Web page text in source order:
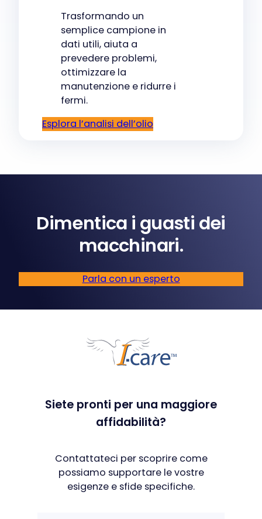
Trasformando un
semplice campione in
dati utili, aiuta a
prevedere problemi,
ottimizzare la
manutenzione e ridurre i
fermi.
Esplora l’analisi dell’olio
Dimentica i guasti dei
macchinari.
Parla con un esperto
Siete pronti per una maggiore
affidabilità?
Contattateci per scoprire come
possiamo supportare le vostre
esigenze e sfide specifiche.